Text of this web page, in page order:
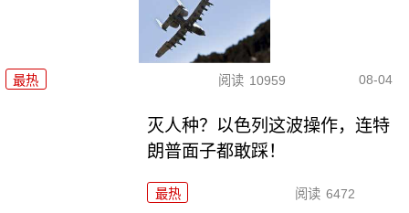
最热 阅读 10959 08-04
灭人种？以色列这波操作，连特
朗普面子都敢踩！
最热 阅读 6472